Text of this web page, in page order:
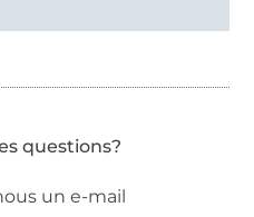
questions?
un e-mail